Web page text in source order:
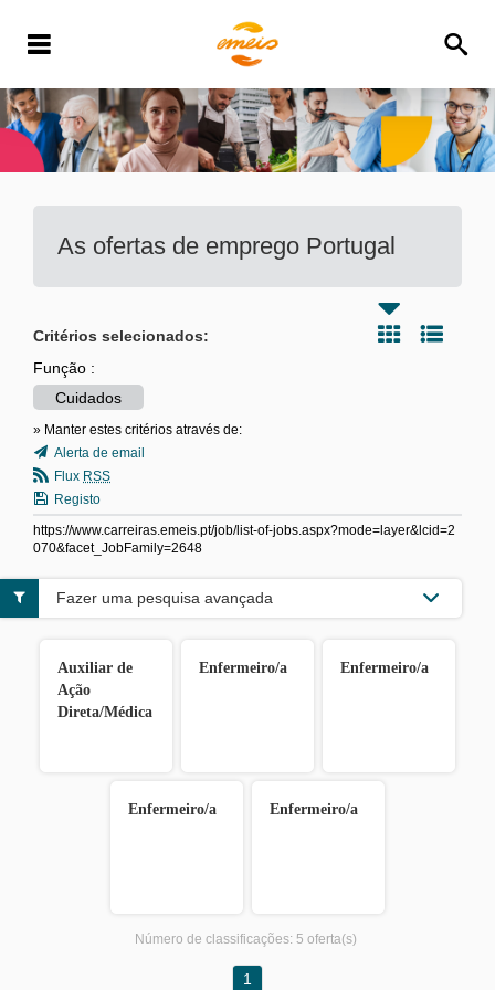
As ofertas de emprego Portugal
Critérios selecionados:
Função :
Cuidados
» Manter estes critérios através de:
Alerta de email
Flux RSS
Registo
https://www.carreiras.emeis.pt/job/list-of-jobs.aspx?mode=layer&lcid=2
070&facet_JobFamily=2648
Auxiliar de
Ação
Direta/Médica
Enfermeiro/a Enfermeiro/a
Enfermeiro/a Enfermeiro/a
Fazer uma pesquisa avançada
Número de classificações: 5 oferta(s)
1